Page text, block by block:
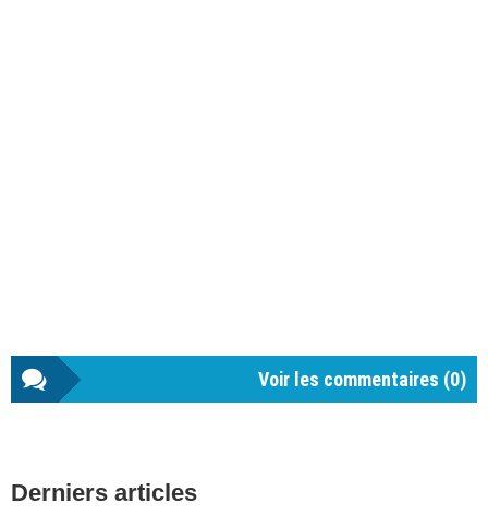
Voir les commentaires (0)
latérale
Derniers articles